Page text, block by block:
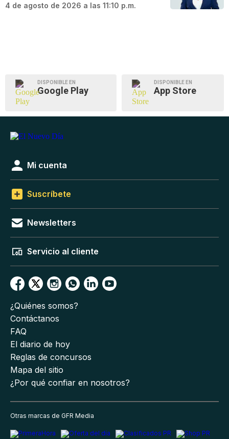
4 de agosto de 2026 a las 11:10 p.m.
DISPONIBLE EN
Google Play
DISPONIBLE EN
App Store
Mi cuenta
Suscríbete
Newsletters
Servicio al cliente
¿Quiénes somos?
Contáctanos
FAQ
El diario de hoy
Reglas de concursos
Mapa del sitio
¿Por qué confiar en nosotros?
Otras marcas de GFR Media